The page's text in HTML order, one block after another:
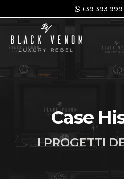
+39 393 999
Case
I PROGETTI